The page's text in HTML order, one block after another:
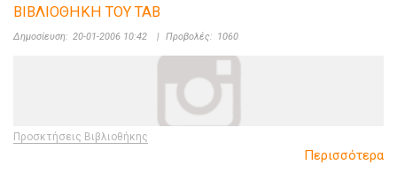
ΒΙΒΛΙΟΘΗΚΗ ΤΟΥ ΤΑΒ
Δημοσίευση: 20-01-2006 10:42 | Προβολές: 1060
Προσκτήσεις Βιβλιοθήκης
Περισσότερα